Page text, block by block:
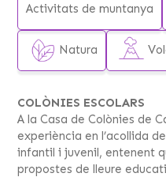
Activitats de muntanya
Natura
COLÒNIES ESCOLARS
A la Casa de Colònies de
experiència en l’acollida
infantil i juvenil, entenent
propostes de lleure